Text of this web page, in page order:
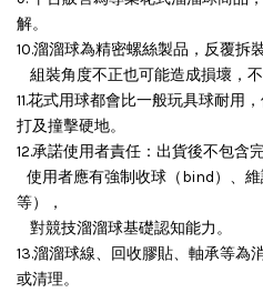
解。
10.溜溜球為精密螺絲製品，反覆拆
組裝角度不正也可能造成損壞，
11.花式用球都會比一般玩具球耐用
打及撞擊硬地。
12.承諾使用者責任：出貨後不包含
使用者應有強制收球（bind）、
等），
對競技溜溜球基礎認知能力。
13.溜溜球線、回收膠貼、軸承等為
或清理。